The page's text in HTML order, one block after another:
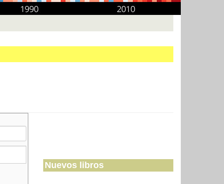
Nuevos libros